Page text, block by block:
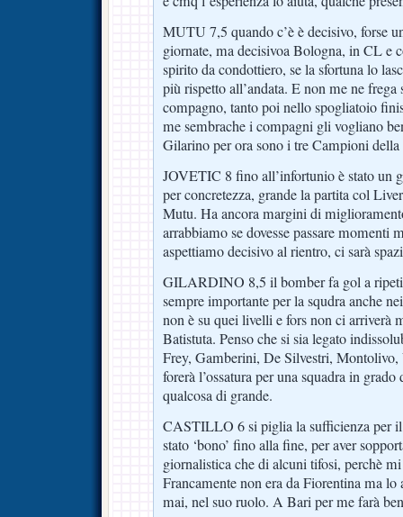
MUTU 7,5 quando c’è è decisivo, forse
giornate, ma decisivoa Bologna, in CL e
spirito da condottiero, se la sfortuna lo
più rispetto all’andata. E non me ne
compagno, tanto poi nello spogliatoio
me sembrache i compagni gli vogliano
Gilarino per ora sono i tre Campioni della
JOVETIC 8 fino all’infortunio è stato un
per concretezza, grande la partita col
Mutu. Ha ancora margini di
arrabbiamo se dovesse passare momenti
aspettiamo decisivo al rientro, ci sarà
GILARDINO 8,5 il bomber fa gol a
sempre importante per la squdra anche
non è su quei livelli e fors non ci arriverà
Batistuta. Penso che si sia legato
Frey, Gamberini, De Silvestri, Montolivo,
forerà l’ossatura per una squadra in
qualcosa di grande.
CASTILLO 6 si piglia la sufficienza per il
stato ‘bono’ fino alla fine, per aver
giornalistica che di alcuni tifosi, perchè
Francamente non era da Fiorentina ma
mai, nel suo ruolo. A Bari per me farà